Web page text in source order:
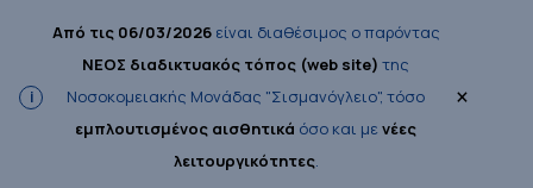
Από τις 06/03/2026είναι διαθέσιμος ο παρόντας
ΝΕΟΣ διαδικτυακός τόπος (web site) της
Νοσοκομειακής Μονάδας "Σισμανόγλειο", τόσο
εμπλουτισμένος αισθητικά όσο και μενέες
λειτουργικότητες.
×